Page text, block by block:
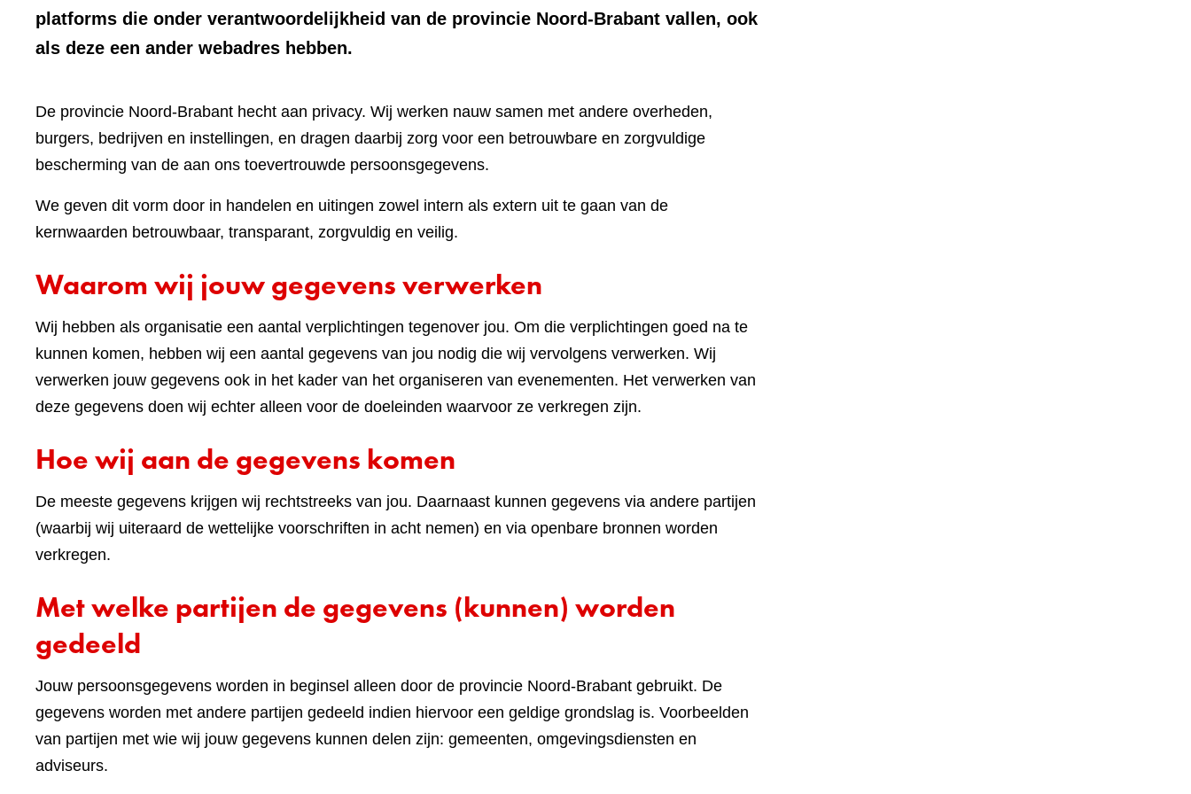
platforms die onder verantwoordelijkheid van de provincie Noord-Brabant vallen, ook
als deze een ander webadres hebben.
De provincie Noord-Brabant hecht aan privacy. Wij werken nauw samen met andere overheden,
burgers, bedrijven en instellingen, en dragen daarbij zorg voor een betrouwbare en zorgvuldige
bescherming van de aan ons toevertrouwde persoonsgegevens.
We geven dit vorm door in handelen en uitingen zowel intern als extern uit te gaan van de
kernwaarden betrouwbaar, transparant, zorgvuldig en veilig.
Waarom wij jouw gegevens verwerken
Wij hebben als organisatie een aantal verplichtingen tegenover jou. Om die verplichtingen goed na te
kunnen komen, hebben wij een aantal gegevens van jou nodig die wij vervolgens verwerken. Wij
verwerken jouw gegevens ook in het kader van het organiseren van evenementen. Het verwerken van
deze gegevens doen wij echter alleen voor de doeleinden waarvoor ze verkregen zijn.
Hoe wij aan de gegevens komen
De meeste gegevens krijgen wij rechtstreeks van jou. Daarnaast kunnen gegevens via andere partijen
(waarbij wij uiteraard de wettelijke voorschriften in acht nemen) en via openbare bronnen worden
verkregen.
Met welke partijen de gegevens (kunnen) worden
gedeeld
Jouw persoonsgegevens worden in beginsel alleen door de provincie Noord-Brabant gebruikt. De
gegevens worden met andere partijen gedeeld indien hiervoor een geldige grondslag is. Voorbeelden
van partijen met wie wij jouw gegevens kunnen delen zijn: gemeenten, omgevingsdiensten en
adviseurs.